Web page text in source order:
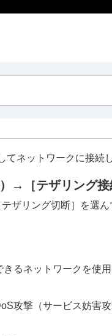
単登録
動登録
ネットワークに接続
）→ ［テザリング接
テザリング切断］ を選ん
るネットワークを使
攻撃（サービス妨害